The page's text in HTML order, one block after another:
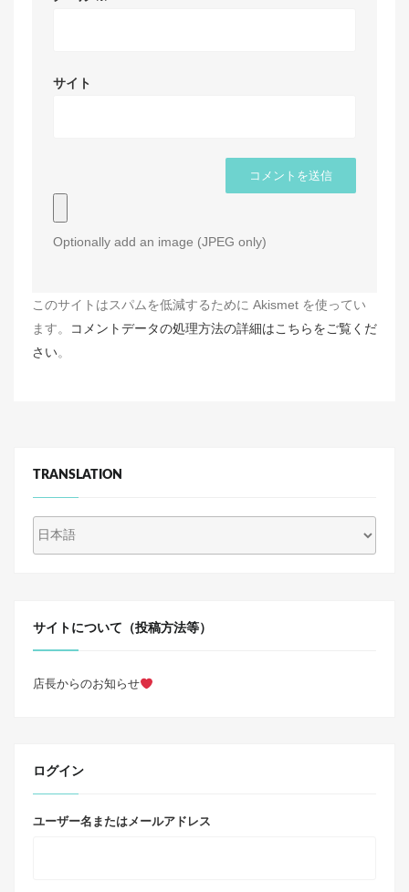
サイト
Optionally add an image (JPEG only)
このサイトはスパムを低減するために Akismet を使ってい
ます。
コメントデータの処理方法の詳細はこちらをご覧くだ
さい。
TRANSLATION
サイトについて（投稿方法等）
店長からのお知らせ
ログイン
ユーザー名またはメールアドレス